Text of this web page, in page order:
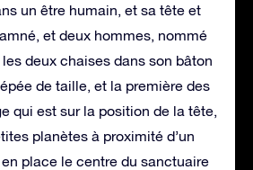
un être humain, et sa tête et
et deux hommes, nommé
deux chaises dans son bâton
de taille, et la première des
qui est sur la position de la tête,
planètes à proximité d’un
place le centre du sanctuaire